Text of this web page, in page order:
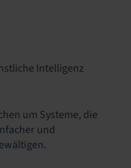
Intelligenz
um Systeme, die
und